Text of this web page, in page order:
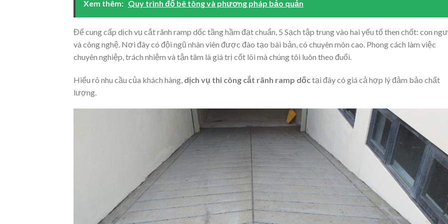
Xem thêm: Quy trình đổ bê tông và phương pháp bảo quản
Để cung cấp dịch vụ cắt rãnh ramp dốc tầng hầm đạt chuẩn, 5 Sạch tập trung vào hai yếu tố then chốt: con
và công nghệ. Nơi đây có đội ngũ nhân viên được đào tạo bài bản, có chuyên môn cao. Phong cách làm việc
chuyên nghiệp, trách nhiệm và tận tâm là giá trị cốt lõi mà chúng tôi luôn theo đuổi.
Hiểu rõ nhu cầu của khách hàng, dịch vụ thi công cắt rãnh ramp dốctại đây có giá cả hợp lý đảm bảo chất
lượng.